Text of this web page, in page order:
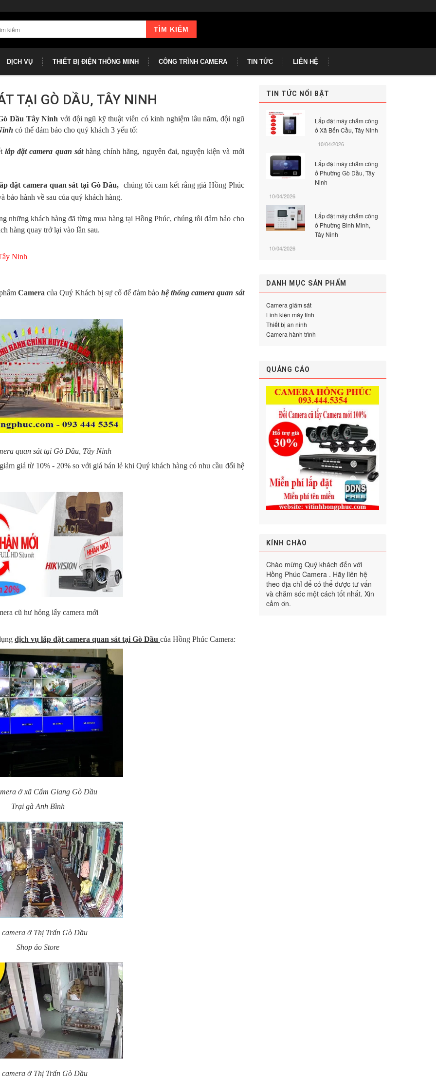
TÌM KIẾM
DỊCH VỤ THIẾT BỊ ĐIỆN THÔNG MINH CÔNG TRÌNH CAMERA TIN TỨC LIÊN HỆ
TẠI GÒ DẦU, TÂY NINH
Dầu Tây Ninh với đội ngũ kỹ thuật viên có kinh nghiệm lâu năm, đội ngũ
có thể đảm bảo cho quý khách 3 yếu tố:
lắp đặt camera quan sáthàng chính hãng, nguyên đai, nguyện kiện và mới
đặt camera quan sát tại Gò Dầu, chúng tôi cam kết rằng giá Hồng Phúc
bảo hành về sau của quý khách hàng.
những khách hàng đã từng mua hàng tại Hồng Phúc, chúng tôi đảm bảo cho
hàng quay trở lại vào lần sau.
Ninh
Camera của Quý Khách bị sự cố để đảm bảohệ thống camera quan sát
quan sát tại Gò Dầu, Tây Ninh
giá từ 10% - 20% so với giá bán lẻ khi Quý khách hàng có nhu cầu đổi hệ
cũ hư hỏng lấy camera mới
dịch vụ lắp đặt camera quan sát tại Gò Dầu của Hồng Phúc Camera:
ở xã Cẩm Giang Gò Dầu
Trại gà Anh Bình
camera ở Thị Trấn Gò Dầu
Shop áo Store
camera ở Thị Trấn Gò Dầu
TIN TỨC NỔI BẬT
Lắp đặt máy chấm công
ở Xã Bến Cầu, Tây Ninh
10/04/2026
Lắp đặt máy chấm công
ở Phường Gò Dầu, Tây
Ninh
10/04/2026
Lắp đặt máy chấm công
ở Phường Bình Minh,
Tây Ninh
10/04/2026
DANH MỤC SẢN PHẨM
Camera giám sát
Linh kiện máy tính
Thiết bị an ninh
Camera hành trình
QUẢNG CÁO
KÍNH CHÀO
Chào mừng Quý khách đến với
Hồng Phúc Camera . Hãy liên hệ
theo địa chỉ để có thể được tư vấn
và chăm sóc một cách tốt nhất. Xin
cảm ơn.